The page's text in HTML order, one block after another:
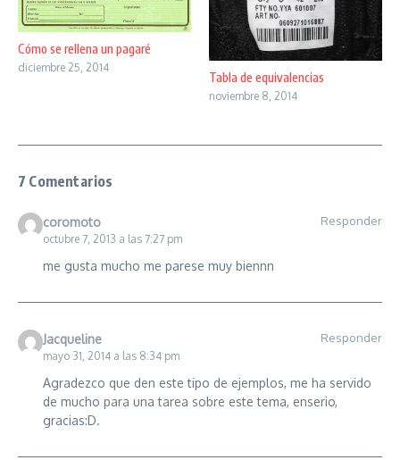
Cómo se rellena un pagaré
diciembre 25, 2014
Tabla de equivalencias
noviembre 8, 2014
7 Comentarios
coromoto
octubre 7, 2013 a las 7:27 pm
Responder
me gusta mucho me parese muy biennn
Jacqueline
mayo 31, 2014 a las 8:34 pm
Responder
Agradezco que den este tipo de ejemplos, me ha servido
de mucho para una tarea sobre este tema, enserio,
gracias:D.